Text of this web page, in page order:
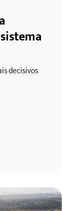
decisivos